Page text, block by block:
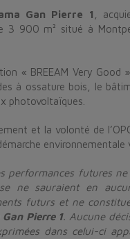
Gan Pierre 1 ,
3 900 m² situé à
« BREEAM Very Good
à ossature bois, le
photovoltaïques.
et la volonté de
environnementale
performances futures
ne sauraient en
futurs et ne
Pierre 1. Aucune
dans celui-ci